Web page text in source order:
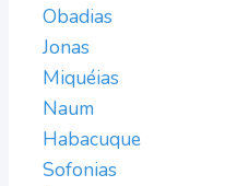
Obadias
Jonas
Miquéias
Naum
Habacuque
Sofonias